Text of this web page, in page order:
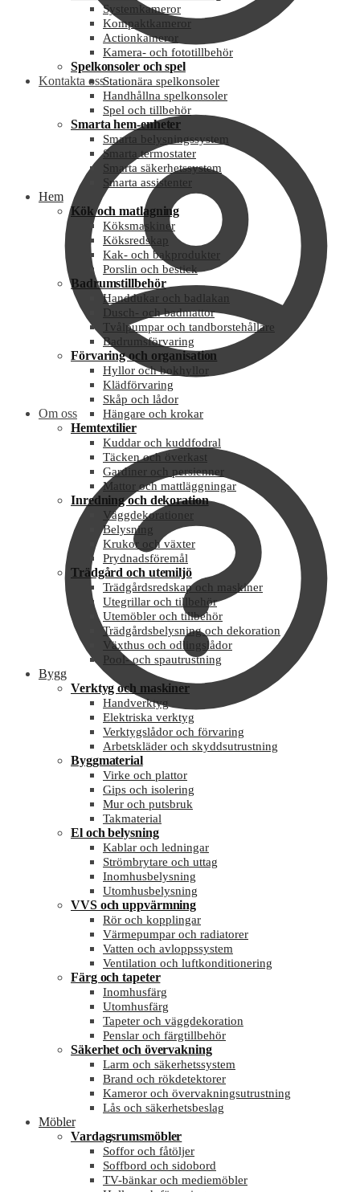
Kontakta oss
Om oss
Systemkameror
Kompaktkameror
Actionkameror
Kamera- och fototillbehör
Spelkonsoler och spel
Stationära spelkonsoler
Handhållna spelkonsoler
Spel och tillbehör
Smarta hem-enheter
Smarta belysningssystem
Smarta termostater
Smarta säkerhetssystem
Smarta assistenter
Hem
Kök och matlagning
Köksmaskiner
Köksredskap
Kak- och bakprodukter
Porslin och bestick
Badrumstillbehör
Handdukar och badlakan
Dusch- och badmattor
Tvålpumpar och tandborstehållare
Badrumsförvaring
Förvaring och organisation
Hyllor och bokhyllor
Klädförvaring
Skåp och lådor
Hängare och krokar
Hemtextilier
Kuddar och kuddfodral
Täcken och överkast
Gardiner och persienner
Mattor och mattläggningar
Inredning och dekoration
Väggdekorationer
Belysning
Krukor och växter
Prydnadsföremål
Trädgård och utemiljö
Trädgårdsredskap och maskiner
Utegrillar och tillbehör
Utemöbler och tillbehör
Trädgårdsbelysning och dekoration
Växthus och odlingslådor
Pool- och spautrustning
Bygg
Verktyg och maskiner
Handverktyg
Elektriska verktyg
Verktygslådor och förvaring
Arbetskläder och skyddsutrustning
Byggmaterial
Virke och plattor
Gips och isolering
Mur och putsbruk
Takmaterial
El och belysning
Kablar och ledningar
Strömbrytare och uttag
Inomhusbelysning
Utomhusbelysning
VVS och uppvärmning
Rör och kopplingar
Värmepumpar och radiatorer
Vatten och avloppssystem
Ventilation och luftkonditionering
Färg och tapeter
Inomhusfärg
Utomhusfärg
Tapeter och väggdekoration
Penslar och färgtillbehör
Säkerhet och övervakning
Larm och säkerhetssystem
Brand och rökdetektorer
Kameror och övervakningsutrustning
Lås och säkerhetsbeslag
Möbler
Vardagsrumsmöbler
Soffor och fåtöljer
Soffbord och sidobord
TV-bänkar och mediemöbler